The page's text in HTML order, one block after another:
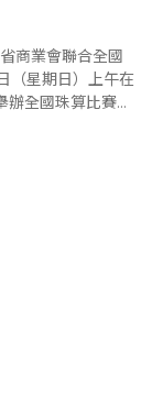
商業會聯合全國
（星期日）上午在
全國珠算比賽暨